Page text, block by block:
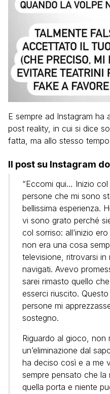
E sempre ad Instagram
post reality, in cui si dice
fatta, ma allo stesso
Il post su Instagram
“Eccomi qui… Inizio
persone che mi sono
bellissima esperienza.
vi sono grato perché
col sorriso: all’inizio
non era una cosa
televisione, ritrovarsi in
navigati. Avevo
sarei rimasto quello
esserci riuscito.
persone mi
sostegno.
Riguardo al gioco, non
un’eliminazione dal
ha deciso così e a me
sempre pensato che
quella porta e niente